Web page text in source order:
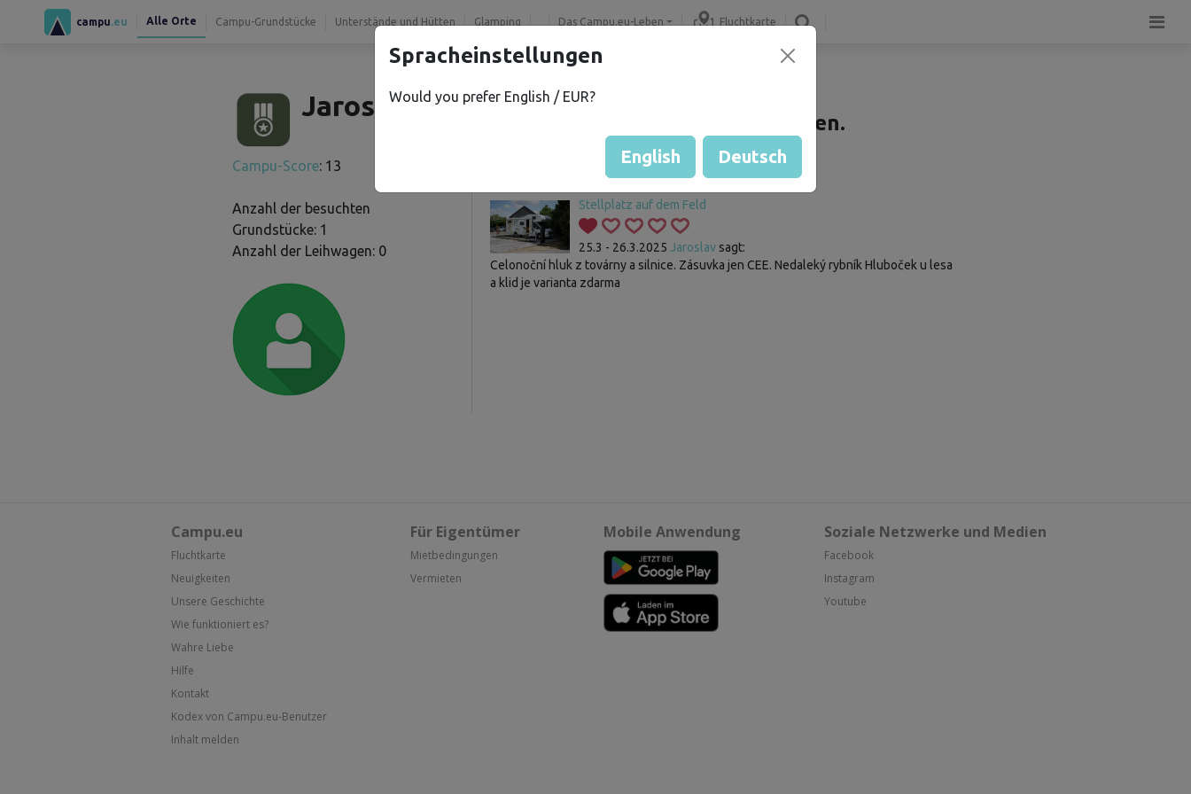
campu .eu Alle Orte Campu-Grundstücke Unterstände und Hütten Glamping Das Campu.eu-Leben Fluchtkarte
Jaroslav S.
Campu-Score: 13
Anzahl der besuchten
Grundstücke: 1
Anzahl der Leihwagen: 0
Gast hat noch keine Bewertungen.
Bewertung der Grundstücke
Stellplatz auf dem Feld
25.3 - 26.3.2025 Jaroslav sagt:
Celonoční hluk z továrny a silnice. Zásuvka jen CEE. Nedaleký rybník Hluboček u lesa
a klid je varianta zdarma
Campu.eu
Fluchtkarte
Neuigkeiten
Unsere Geschichte
Wie funktioniert es?
Wahre Liebe
Hilfe
Kontakt
Kodex von Campu.eu-Benutzer
Inhalt melden
Für Eigentümer
Mietbedingungen
Vermieten
Mobile Anwendung Soziale Netzwerke und Medien
Facebook
Instagram
Youtube
Spracheinstellungen
Would you prefer English / EUR?
English Deutsch